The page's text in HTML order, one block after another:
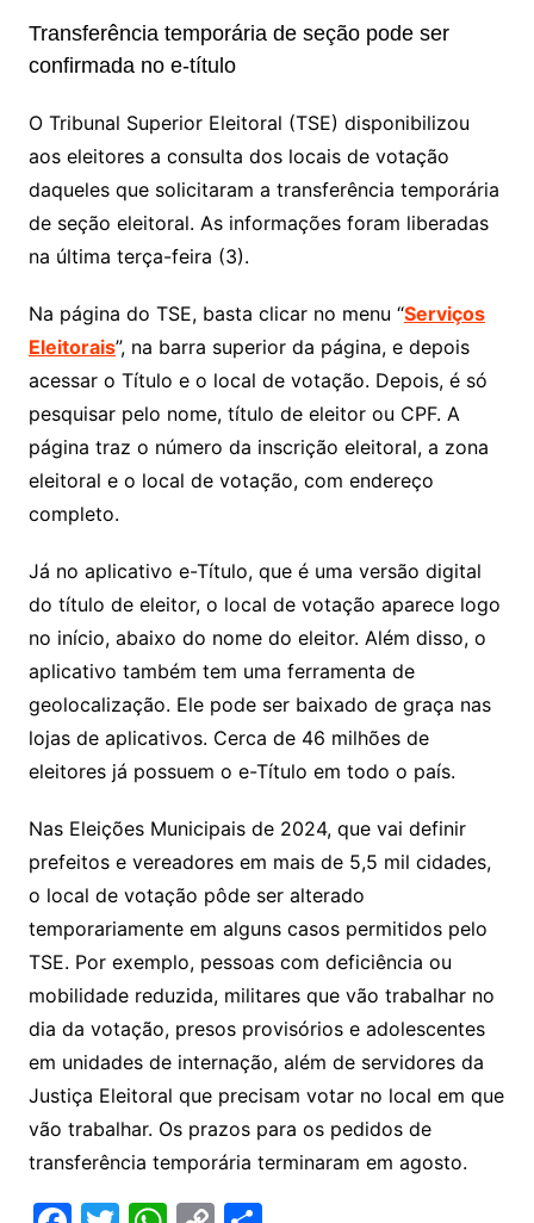
Transferência temporária de seção pode ser
confirmada no e-título
O Tribunal Superior Eleitoral (TSE) disponibilizou
aos eleitores a consulta dos locais de votação
daqueles que solicitaram a transferência temporária
de seção eleitoral. As informações foram liberadas
na última terça-feira (3).
Na página do TSE, basta clicar no menu “Serviços
Eleitorais”, na barra superior da página, e depois
acessar o Título e o local de votação. Depois, é só
pesquisar pelo nome, título de eleitor ou CPF. A
página traz o número da inscrição eleitoral, a zona
eleitoral e o local de votação, com endereço
completo.
Já no aplicativo e-Título, que é uma versão digital
do título de eleitor, o local de votação aparece logo
no início, abaixo do nome do eleitor. Além disso, o
aplicativo também tem uma ferramenta de
geolocalização. Ele pode ser baixado de graça nas
lojas de aplicativos. Cerca de 46 milhões de
eleitores já possuem o e-Título em todo o país.
Nas Eleições Municipais de 2024, que vai definir
prefeitos e vereadores em mais de 5,5 mil cidades,
o local de votação pôde ser alterado
temporariamente em alguns casos permitidos pelo
TSE. Por exemplo, pessoas com deficiência ou
mobilidade reduzida, militares que vão trabalhar no
dia da votação, presos provisórios e adolescentes
em unidades de internação, além de servidores da
Justiça Eleitoral que precisam votar no local em que
vão trabalhar. Os prazos para os pedidos de
transferência temporária terminaram em agosto.